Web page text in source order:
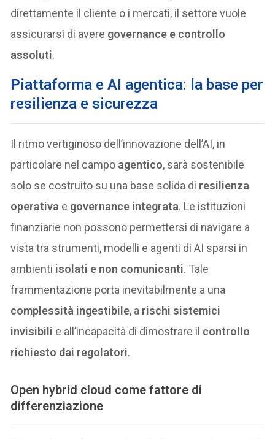
direttamente il cliente o i mercati, il settore vuole
assicurarsi di avere governance e controllo
assoluti.
Piattaforma e AI agentica: la base per
resilienza e sicurezza
Il ritmo vertiginoso dell’innovazione dell’AI, in
particolare nel campo agentico, sarà sostenibile
solo se costruito su una base solida di resilienza
operativa e governance integrata. Le istituzioni
finanziarie non possono permettersi di navigare a
vista tra strumenti, modelli e agenti di AI sparsi in
ambienti isolati e non comunicanti. Tale
frammentazione porta inevitabilmente a una
complessità ingestibile, a rischi sistemici
invisibili e all’incapacità di dimostrare il controllo
richiesto dai regolatori.
Open hybrid cloud come fattore di
differenziazione